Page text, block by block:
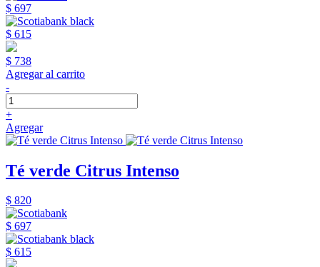
$ 697
$ 615
$ 738
Agregar al carrito
-
+
Agregar
Té verde Citrus Intenso
$ 820
$ 697
$ 615